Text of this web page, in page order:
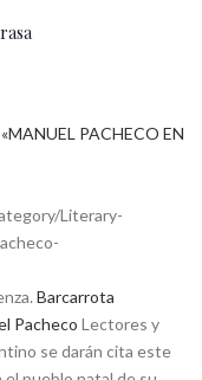
PACHECO EN
Literary-
Barcarrota
Pacheco Lectores y
se darán cita este